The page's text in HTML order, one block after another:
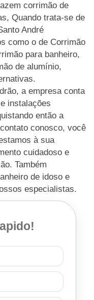
corrimão de
Quando trata-se de
André
como o de Corrimão
para banheiro,
de alumínio,
a empresa conta
instalações
então a
conosco, você
à sua
cuidadoso e
Também
de idoso e
especialistas.